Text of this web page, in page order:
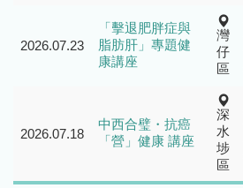
2026.07.23
「擊退肥胖症與
脂肪肝」專題健
康講座
灣
仔
區
2026.07.18
中西合璧・抗癌
「營」健康 講座
深
水
埗
區